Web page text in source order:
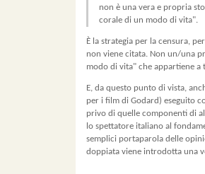
non è una vera e propria
corale di un modo di vita".
È la strategia per la censura,
non viene citata. Non un/una
modo di vita" che appartiene a
E, da questo punto di vista,
per i film di Godard) eseguito
privo di quelle componenti di
lo spettatore italiano al
semplici portaparola delle
doppiata viene introdotta una